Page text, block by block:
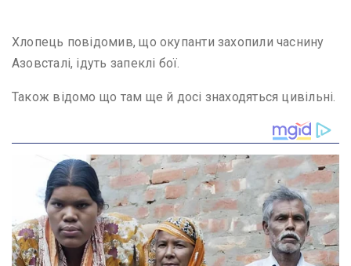
Хлопець повідомив, що окупанти захопили часнину
Азовсталі, ідуть запеклі бої.
Також відомо що там ще й досі знаходяться цивільні.